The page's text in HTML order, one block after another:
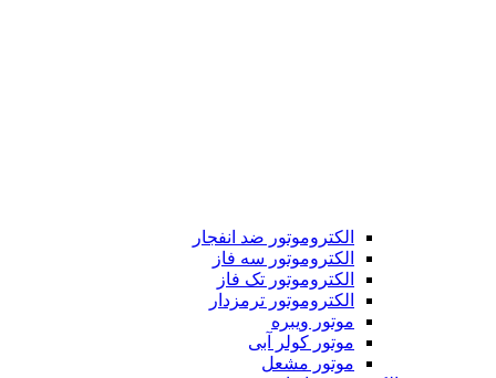
الکتروموتور ضد انفجار
الکتروموتور سه فاز
الکتروموتور تک فاز
الکتروموتور ترمزدار
موتور ویبره
موتور کولر آبی
موتور مشعل